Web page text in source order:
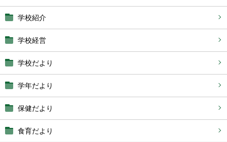
学校紹介
学校経営
学校だより
学年だより
保健だより
食育だより